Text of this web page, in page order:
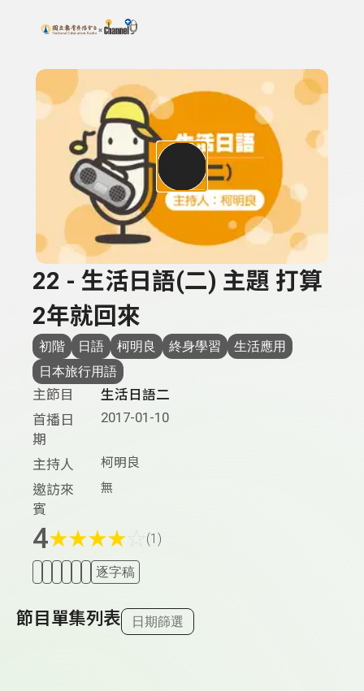
上方功能區塊
搜尋關鍵字：可輸入節目名稱、主持人或關鍵字
22 - 生活日語(二) 主題 打算
2年就回來
初階 日語 柯明良 終身學習
生活應用
日本旅行用語
主節目
生活日語二
首播日
期
2017-01-10
主持人 柯明良
邀訪來
賓
無
4★★★★ (1)
逐字稿
節目單集列表 日期篩選